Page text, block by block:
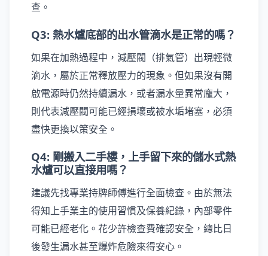
查。
Q3: 熱水爐底部的出水管滴水是正常的嗎？
如果在加熱過程中，減壓閥（排氣管）出現輕微
滴水，屬於正常釋放壓力的現象。但如果沒有開
啟電源時仍然持續漏水，或者漏水量異常龐大，
則代表減壓閥可能已經損壞或被水垢堵塞，必須
盡快更換以策安全。
Q4: 剛搬入二手樓，上手留下來的儲水式熱
水爐可以直接用嗎？
建議先找專業持牌師傅進行全面檢查。由於無法
得知上手業主的使用習慣及保養紀錄，內部零件
可能已經老化。花少許檢查費確認安全，總比日
後發生漏水甚至爆炸危險來得安心。